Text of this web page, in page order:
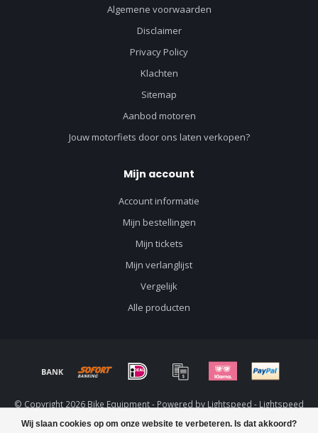
Wij slaan cookies op om onze website te verbeteren. Is dat akkoord?
Algemene voorwaarden
Disclaimer
Privacy Policy
Klachten
Sitemap
Aanbod motoren
Jouw motorfiets door ons laten verkopen?
Mijn account
Account informatie
Mijn bestellingen
Mijn tickets
Mijn verlanglijst
Vergelijk
Alle producten
© Copyright 2026 Bike Equipment - Powered by Lightspeed - Lightspeed
designbyDyvelopment